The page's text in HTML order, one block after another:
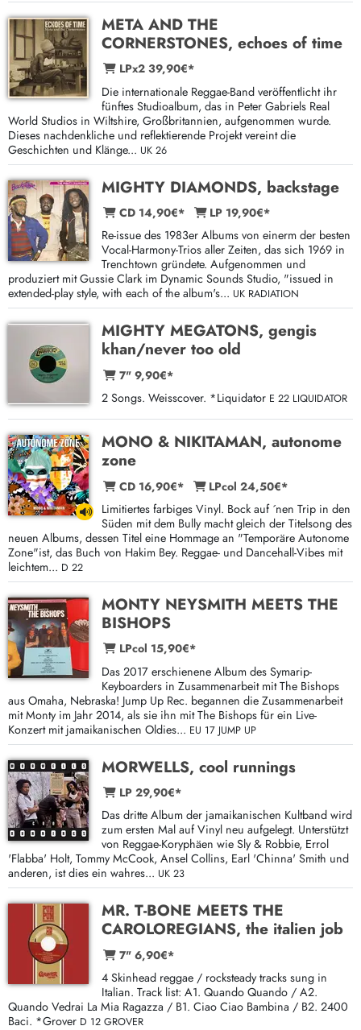
META AND THE
CORNERSTONES, echoes of time
LPx2 39,90€*
Die internationale Reggae-Band veröffentlicht ihr
fünftes Studioalbum, das in Peter Gabriels Real
World Studios in Wiltshire, Großbritannien, aufgenommen wurde.
Dieses nachdenkliche und reflektierende Projekt vereint die
Geschichten und Klänge... UK 26
MIGHTY DIAMONDS, backstage
CD 14,90€*
LP 19,90€*
Re-issue des 1983er Albums von einerm der besten
Vocal-Harmony-Trios aller Zeiten, das sich 1969 in
Trenchtown gründete. Aufgenommen und
produziert mit Gussie Clark im Dynamic Sounds Studio, "issued in
extended-play style, with each of the album's... UK RADIATION
MIGHTY MEGATONS, gengis
khan/never too old
7" 9,90€*
2 Songs. Weisscover. *Liquidator E 22 LIQUIDATOR
MONO & NIKITAMAN, autonome
zone
CD 16,90€*
LPcol 24,50€*
Limitiertes farbiges Vinyl. Bock auf ´nen Trip in den
Süden mit dem Bully macht gleich der Titelsong des
neuen Albums, dessen Titel eine Hommage an "Temporäre Autonome
Zone"ist, das Buch von Hakim Bey. Reggae- und Dancehall-Vibes mit
leichtem... D 22
MONTY NEYSMITH MEETS THE
BISHOPS
LPcol 15,90€*
Das 2017 erschienene Album des Symarip-
Keyboarders in Zusammenarbeit mit The Bishops
aus Omaha, Nebraska! Jump Up Rec. begannen die Zusammenarbeit
mit Monty im Jahr 2014, als sie ihn mit The Bishops für ein Live-
Konzert mit jamaikanischen Oldies... EU 17 JUMP UP
MORWELLS, cool runnings
LP 29,90€*
Das dritte Album der jamaikanischen Kultband wird
zum ersten Mal auf Vinyl neu aufgelegt. Unterstützt
von Reggae-Koryphäen wie Sly & Robbie, Errol
'Flabba' Holt, Tommy McCook, Ansel Collins, Earl 'Chinna' Smith und
anderen, ist dies ein wahres... UK 23
MR. T-BONE MEETS THE
CAROLOREGIANS, the italien job
7" 6,90€*
4 Skinhead reggae / rocksteady tracks sung in
Italian. Track list: A1. Quando Quando / A2.
Quando Vedrai La Mia Ragazza / B1. Ciao Ciao Bambina / B2. 2400
Baci. *Grover D 12 GROVER